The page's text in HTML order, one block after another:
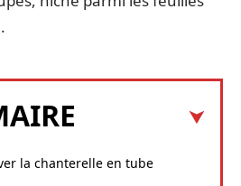
la chanterelle en tube